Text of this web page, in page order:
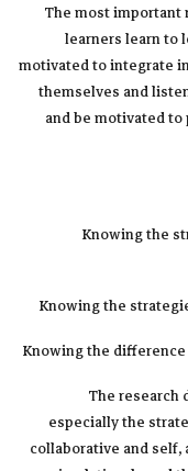
The most
learners learn to
motivated to integrate
themselves and
and be motivated
1-Knowing the
Knowing the
The research
especially the
collaborative and